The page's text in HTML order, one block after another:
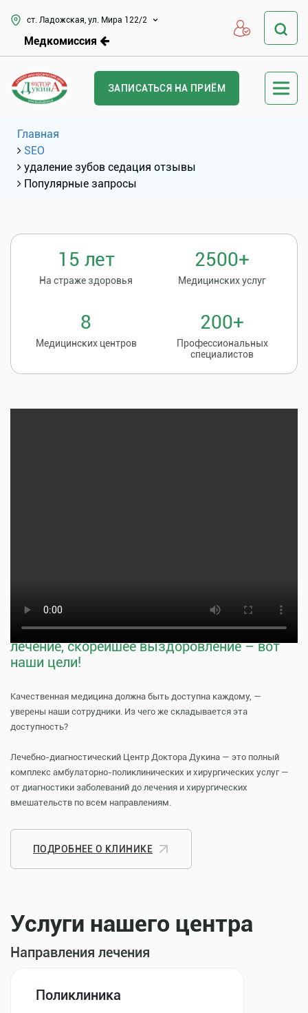
ст. Ладожская, ул. Мира 122/2
Медкомиссия
ЗАПИСАТЬСЯ НА ПРИЁМ
Главная
SEO
удаление зубов седация отзывы
Популярные запросы
15 лет
На страже здоровья
2500+
Медицинских услуг
8
Медицинских центров
200+
Профессиональных
специалистов
Тщательная профилактика, качественное
лечение, скорейшее выздоровление – вот
наши цели!
Качественная медицина должна быть доступна каждому, —
уверены наши сотрудники. Из чего же складывается эта
доступность?
Лечебно-диагностический Центр Доктора Дукина — это полный
комплекс амбулаторно-поликлинических и хирургических услуг —
от диагностики заболеваний до лечения и хирургических
вмешательств по всем направлениям.
ПОДРОБНЕЕ О КЛИНИКЕ
Услуги нашего центра
Направления лечения
Поликлиника